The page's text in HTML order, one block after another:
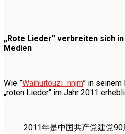
„Rote Lieder” verbreiten sich
Medien
Wie ”Waihuitouzi_nnjm” in seinem
„roten Lieder“ im Jahr 2011
2011年是中国共产党建党